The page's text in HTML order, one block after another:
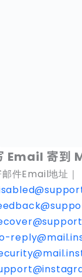
Email 寄到
件Email地址｜